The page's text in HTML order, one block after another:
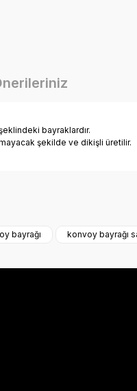
bayraklardır.
şekilde ve dikişli üretilir.
bayrağı konvoy bayrağı